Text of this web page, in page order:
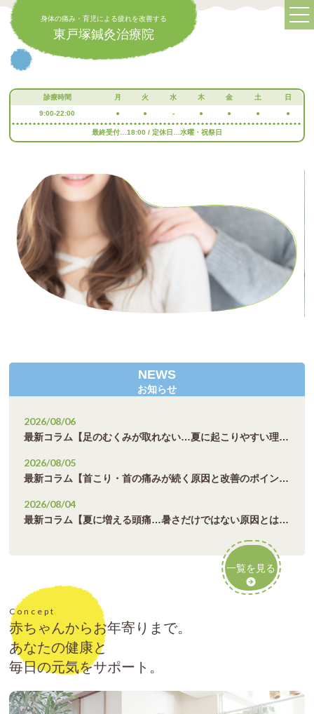
身体の痛み・育児による疲れを改善する
東戸塚鍼灸治療院
診療時間 月 火 水 木 金 土 日
9:00-22:00 ● ● - ● ● ● ●
最終受付…18:00 / 定休日…水曜・祝祭日
NEWS
お知らせ
2026/08/06
最新コラム【足のむくみが取れない…夏に起こりやすい理由】を公開！
2026/08/05
最新コラム【首こり・首の痛みが続く原因と改善のポイント】を公開！
2026/08/04
最新コラム【夏に増える頭痛…暑さだけではない原因とは】を公開！
一覧を見る
Concept
赤ちゃんからお年寄りまで。
あなたの健康と
毎日の元気をサポート。